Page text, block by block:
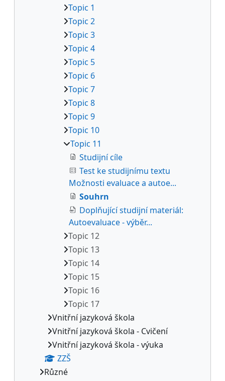
Topic 1
Topic 2
Topic 3
Topic 4
Topic 5
Topic 6
Topic 7
Topic 8
Topic 9
Topic 10
Topic 11
Studijní cíle
Test ke studijnímu textu
Možnosti evaluace a autoe...
Souhrn
Doplňující studijní materiál:
Autoevaluace - výběr...
Topic 12
Topic 13
Topic 14
Topic 15
Topic 16
Topic 17
Vnitřní jazyková škola
Vnitřní jazyková škola - Cvičení
Vnitřní jazyková škola - výuka
ZZŠ
Různé